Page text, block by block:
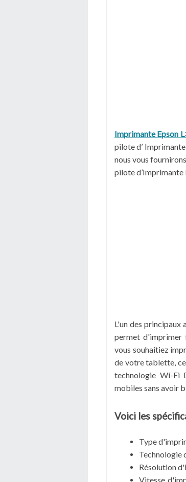
Imprimante Epson
pilote d’
nous vous
pilote
L'un des principaux
permet d'imprimer
vous souhaitiez
de votre tablette,
technologie Wi-Fi
mobiles sans avoir
Voici les
Type
Technologie
Résolution
Vitesse